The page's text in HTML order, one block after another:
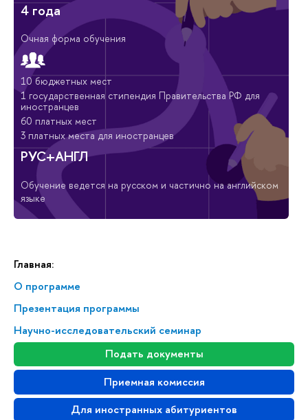
Главная:
О программе
Презентация программы
Научно-исследовательский семинар
Подать документы
Приемная комиссия
Для иностранных абитуриентов
4 года
Очная форма обучения
10 бюджетных мест
1 государственная стипендия Правительства РФ для
иностранцев
60 платных мест
3 платных места для иностранцев
РУС+АНГЛ
Обучение ведется на русском и частично на английском
языке